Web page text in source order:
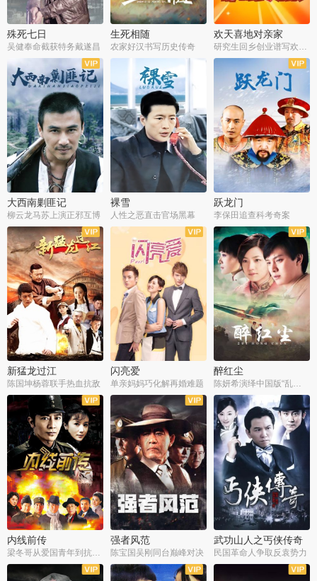
殊死七日
吴健奉命截获特务戴遂昌
生死相随
农家好汉书写历史传奇
欢天喜地对亲家
大西南剿匪记
柳云龙马苏上演正邪互博
全21集
裸雪
人性之恶直击官场黑幕
全30集
跃龙门
李保田追查科考奇案
全36集
新猛龙过江
陈国坤杨蓉联手热血抗敌
全37集
闪亮爱
单亲妈妈巧化解再婚难题
全30集
醉红尘
陈妍希演绎中国版“乱世佳人”
全30集
内线前传
全30集
强者风范
陈宝国吴刚同台巅峰对决
全30集
武功山人之丐侠传奇
民国革命人争取反袁势力
全38集
全9集 全35集